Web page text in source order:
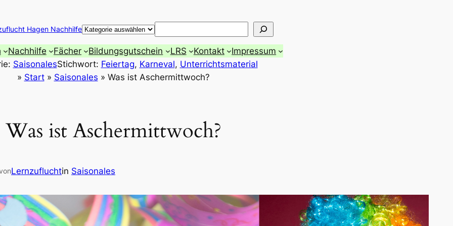
Hagen Nachhilfe Suchen
Nachhilfe Fächer Bildungsgutschein LRS Kontakt
Impressum
SaisonalesStichwort: Feiertag, Karneval, Unterrichtsmaterial
» Start» Saisonales » Was ist Aschermittwoch?
Was ist Aschermittwoch?
Lernzufluchtin Saisonales